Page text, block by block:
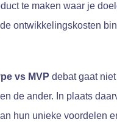
te maken waar je
ontwikkelingskosten
vs MVP debat gaat
de ander. In plaats
hun unieke voordelen